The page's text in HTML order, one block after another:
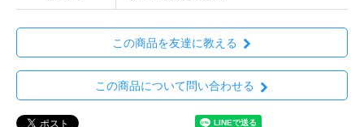
この商品を友達に教える
この商品について問い合わせる